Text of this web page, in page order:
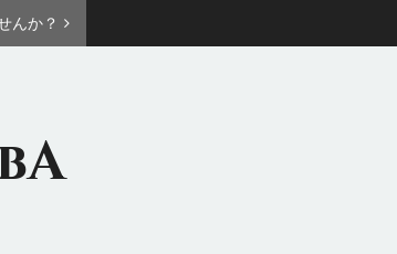
んか？